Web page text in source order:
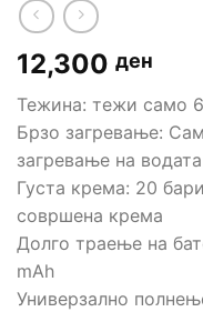
12,300 ден
Тежина: тежи само
Брзо загревање:
загревање на
Густа крема: 20
совршена крема
Долго траење на
mAh
Универзално